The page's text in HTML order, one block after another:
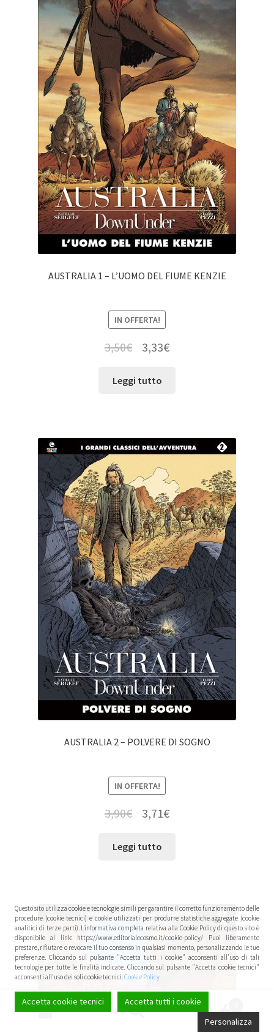
AUSTRALIA 1 – L’UOMO DEL FIUME KENZIE
IN OFFERTA!
3,50€ 3,33€
Leggi tutto
AUSTRALIA 2 – POLVERE DI SOGNO
IN OFFERTA!
3,90€ 3,71€
Leggi tutto
Questo sito utilizza cookie e tecnologie simili per garantire il corretto funzionamento delle
procedure (cookie tecnici) e cookie utilizzati per produrre statistiche aggregate (cookie
analitici di terze parti). L’informativa completa relativa alla Cookie Policy di questo sito è
disponibile al link: https://www.editorialecosmo.it/cookie-policy/ Puoi liberamente
prestare, rifiutare o revocare il tuo consenso in qualsiasi momento, personalizzando le tue
preferenze. Cliccando sul pulsante "Accetta tutti i cookie" acconsenti all'uso di tali
tecnologie per tutte le finalità indicate. Cliccando sul pulsante "Accetta cookie tecnici"
acconsenti all'uso dei soli cookie tecnici.Cookie Policy
Accetta cookie tecnici
Accetta tutti i cookie
Personalizza